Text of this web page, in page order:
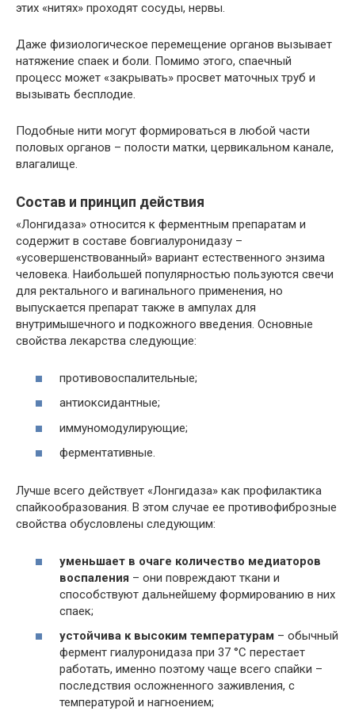
этих «нитях» проходят сосуды, нервы.
Даже физиологическое перемещение органов вызывает
натяжение спаек и боли. Помимо этого, спаечный
процесс может «закрывать» просвет маточных труб и
вызывать бесплодие.
Подобные нити могут формироваться в любой части
половых органов – полости матки, цервикальном канале,
влагалище.
Состав и принцип действия
«Лонгидаза» относится к ферментным препаратам и
содержит в составе бовгиалуронидазу –
«усовершенствованный» вариант естественного энзима
человека. Наибольшей популярностью пользуются свечи
для ректального и вагинального применения, но
выпускается препарат также в ампулах для
внутримышечного и подкожного введения. Основные
свойства лекарства следующие:
противовоспалительные;
антиоксидантные;
иммуномодулирующие;
ферментативные.
Лучше всего действует «Лонгидаза» как профилактика
спайкообразования. В этом случае ее противофиброзные
свойства обусловлены следующим:
уменьшает в очаге количество медиаторов
воспаления – они повреждают ткани и
способствуют дальнейшему формированию в них
спаек;
устойчива к высоким температурам – обычный
фермент гиалуронидаза при 37 °С перестает
работать, именно поэтому чаще всего спайки –
последствия осложненного заживления, с
температурой и нагноением;